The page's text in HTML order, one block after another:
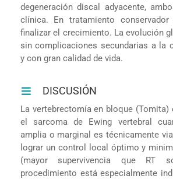
degeneración discal adyacente,
clínica. En tratamiento
finalizar el crecimiento. La evolución
sin complicaciones secundarias a la
y con gran calidad de vida.
DISCUSIÓN
La vertebrectomía en bloque (Tomita)
el sarcoma de Ewing vertebral
amplia o marginal es técnicamente
lograr un control local óptimo y
(mayor supervivencia que RT
procedimiento está especialmente